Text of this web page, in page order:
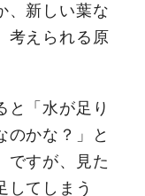
、新しい葉な
考えられる原
と「水が足り
のかな？」と
ですが、見た
してしまう